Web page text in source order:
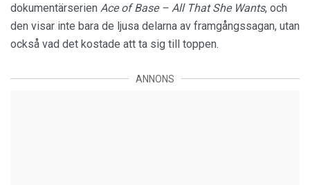
dokumentärserien Ace of Base – All That She Wants, och
den visar inte bara de ljusa delarna av framgångssagan, utan
också vad det kostade att ta sig till toppen.
ANNONS